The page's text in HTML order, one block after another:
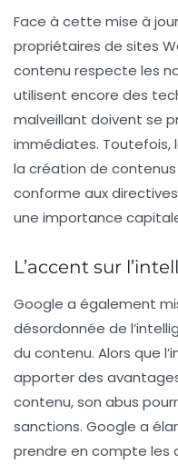
Face à cette mise à
propriétaires de sites
contenu respecte les
utilisent encore des
malveillant doivent se
immédiates. Toutefois,
la création de contenus
conforme aux
une importance
L’accent sur
Google a également
désordonnée de l’
du contenu. Alors que
apporter des
contenu, son abus
sanctions. Google a
prendre en compte les